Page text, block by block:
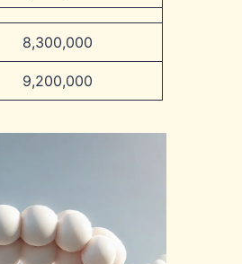
8,300,000
9,200,000